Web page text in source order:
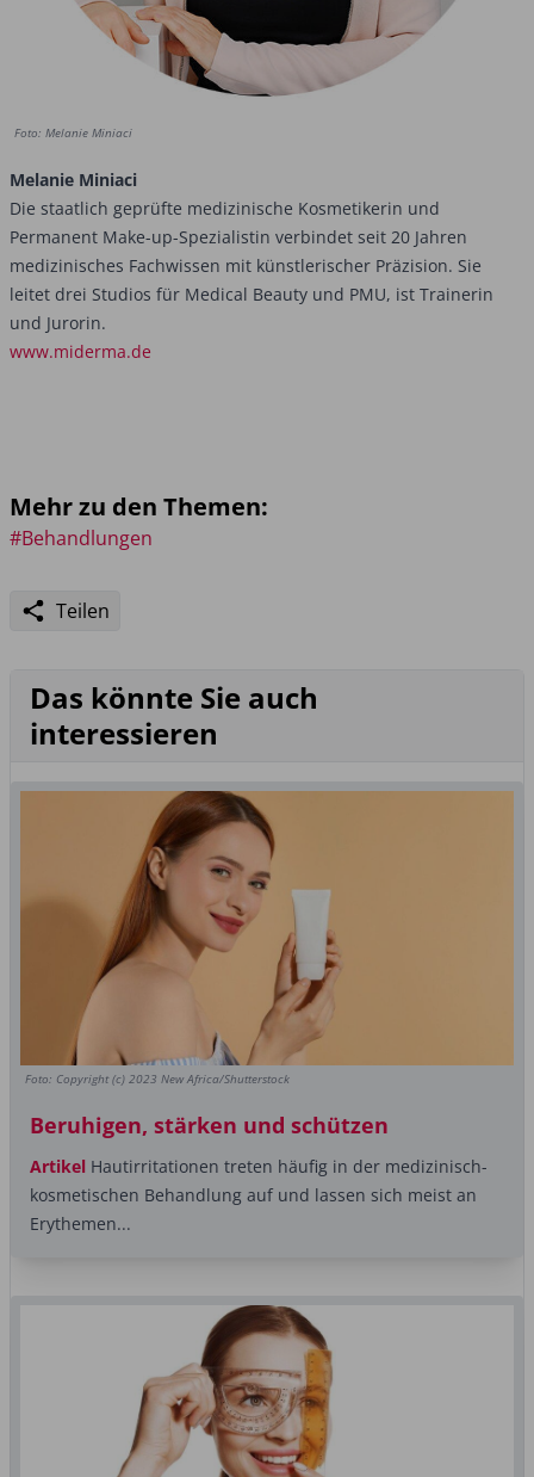
Foto: Melanie Miniaci
Melanie Miniaci
Die staatlich geprüfte medizinische Kosmetikerin und
Permanent Make-up-Spezialistin verbindet seit 20 Jahren
medizinisches Fachwissen mit künstlerischer Präzision. Sie
leitet drei Studios für Medical Beauty und PMU, ist Trainerin
und Jurorin.
www.miderma.de
Mehr zu den Themen:
#Behandlungen
Teilen
Das könnte Sie auch
interessieren
Foto: Copyright (c) 2023 New Africa/Shutterstock
Beruhigen, stärken und schützen
Artikel Hautirritationen treten häufig in der medizinisch-
kosmetischen Behandlung auf und lassen sich meist an
Erythemen...